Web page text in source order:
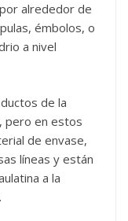
alrededor de
émbolos, o
a nivel
de la
pero en estos
de envase,
líneas y están
a la